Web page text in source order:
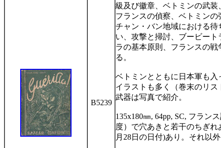
B5239
級及び徽章、ベトミンの武
フランスの偵察、ベトミンの
チャン・バン地域における
い、攻撃と掃討、ブービー
ラの基本原則、フランスの
る。
ベトミンとともに日本軍も
イラストも多く（巻末のリス
武器は写真で紹介。
135x180㎜, 64pp, SC, フラン
度）で穴あきと若干のちぎれ
月 28日の日付)あり。それ以